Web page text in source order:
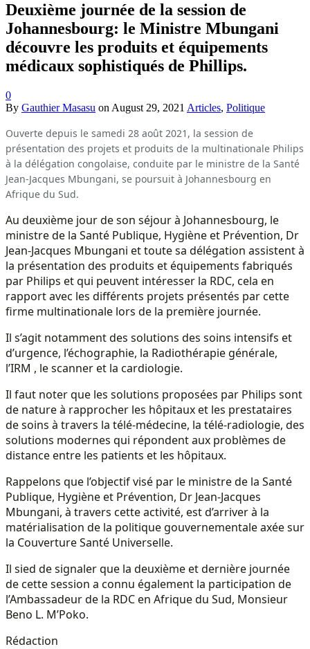
Deuxième journée de la session de
Johannesbourg: le Ministre Mbungani
découvre les produits et équipements
médicaux sophistiqués de Phillips.
0
By Gauthier Masasu on August 29, 2021 Articles, Politique
Ouverte depuis le samedi 28 août 2021, la session de
présentation des projets et produits de la multinationale Philips
à la délégation congolaise, conduite par le ministre de la Santé
Jean-Jacques Mbungani, se poursuit à Johannesbourg en
Afrique du Sud.
Au deuxième jour de son séjour à Johannesbourg, le
ministre de la Santé Publique, Hygiène et Prévention, Dr
Jean-Jacques Mbungani et toute sa délégation assistent à
la présentation des produits et équipements fabriqués
par Philips et qui peuvent intéresser la RDC, cela en
rapport avec les différents projets présentés par cette
firme multinationale lors de la première journée.
Il s’agit notamment des solutions des soins intensifs et
d’urgence, l’échographie, la Radiothérapie générale,
l’IRM , le scanner et la cardiologie.
Il faut noter que les solutions proposées par Philips sont
de nature à rapprocher les hôpitaux et les prestataires
de soins à travers la télé-médecine, la télé-radiologie, des
solutions modernes qui répondent aux problèmes de
distance entre les patients et les hôpitaux.
Rappelons que l’objectif visé par le ministre de la Santé
Publique, Hygiène et Prévention, Dr Jean-Jacques
Mbungani, à travers cette activité, est d’arriver à la
matérialisation de la politique gouvernementale axée sur
la Couverture Santé Universelle.
Il sied de signaler que la deuxième et dernière journée
de cette session a connu également la participation de
l’Ambassadeur de la RDC en Afrique du Sud, Monsieur
Beno L. M’Poko.
Rédaction